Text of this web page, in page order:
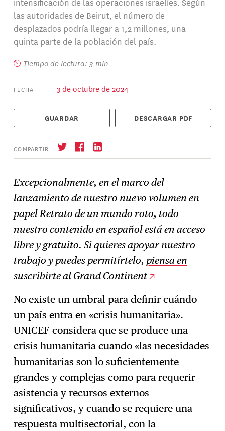
las autoridades de Beirut, el número de
desplazados podría llegar a 1,2 millones, una
quinta parte de la población del país.
Tiempo de lectura: 3 min
FECHA 3 de octubre de 2024
GUARDAR DESCARGAR PDF
COMPARTIR
→ Suscríbase
Excepcionalmente, en el marco del
lanzamiento de nuestro nuevo volumen en
papel Retrato de un mundo roto, todo
nuestro contenido en español está en acceso
libre y gratuito. Si quieres apoyar nuestro
trabajo y puedes permitírtelo, piensa en
suscribirte al Grand Continent
No existe un umbral para definir cuándo
un país entra en «crisis humanitaria».
UNICEF considera que se produce una
crisis humanitaria cuando «las necesidades
humanitarias son lo suficientemente
grandes y complejas como para requerir
asistencia y recursos externos
significativos, y cuando se requiere una
respuesta multisectorial, con la